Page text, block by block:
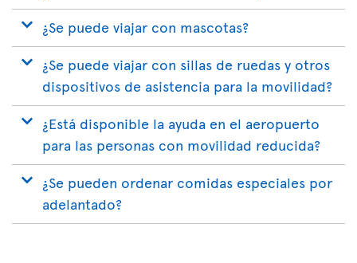
¿Se puede viajar con mascotas?
¿Se puede viajar con sillas de ruedas y otros
dispositivos de asistencia para la movilidad?
¿Está disponible la ayuda en el aeropuerto
para las personas con movilidad reducida?
¿Se pueden ordenar comidas especiales por
adelantado?